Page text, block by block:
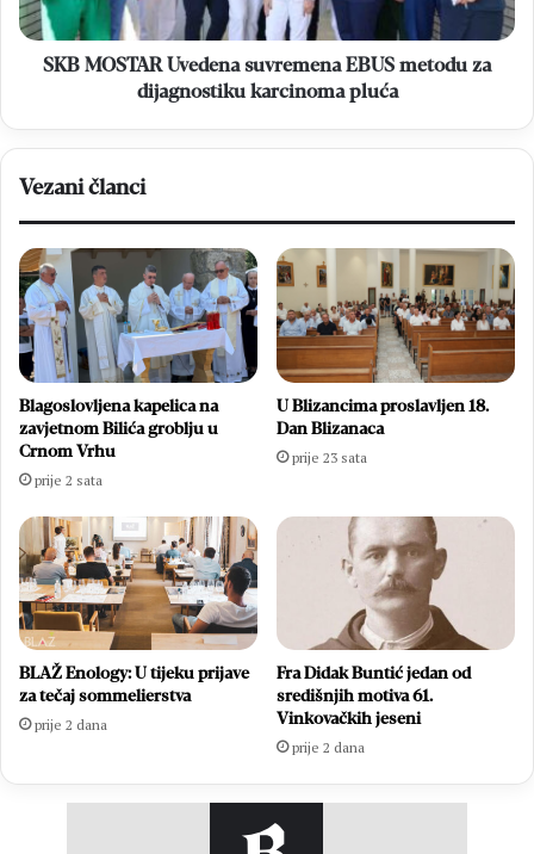
dijagnostiku
karcinoma
plućaSKB MOSTAR Uvedena suvremena EBUS metodu za
dijagnostiku karcinoma pluća
Vezani članci
Blagoslovljena kapelica na
zavjetnom Bilića groblju u
Crnom Vrhu
prije 2 sata
U Blizancima proslavljen 18.
Dan Blizanaca
prije 23 sata
BLAŽ Enology: U tijeku prijave
za tečaj sommelierstva
prije 2 dana
Fra Didak Buntić jedan od
središnjih motiva 61.
Vinkovačkih jeseni
prije 2 dana